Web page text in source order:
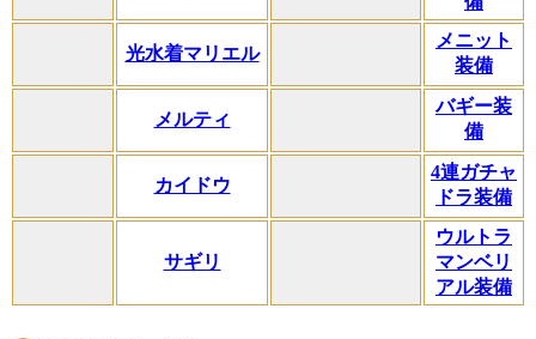
光水着マリエル
メニット
装備
メルティ
バギー装
備
カイドウ
4連ガチャ
ドラ装備
サギリ
ウルトラ
マンベリ
アル装備